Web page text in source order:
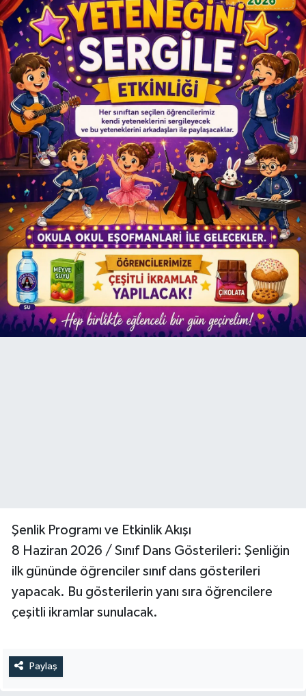
Şenlik Programı ve Etkinlik Akışı
8 Haziran 2026 / Sınıf Dans Gösterileri: Şenliğin
ilk gününde öğrenciler sınıf dans gösterileri
yapacak. Bu gösterilerin yanı sıra öğrencilere
çeşitli ikramlar sunulacak.
Paylaş